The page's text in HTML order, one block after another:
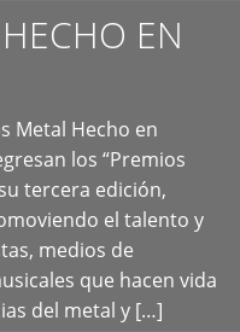
EN
Metal Hecho en
los “Premios
tercera edición,
el talento y
medios de
que hacen vida
del metal y […]